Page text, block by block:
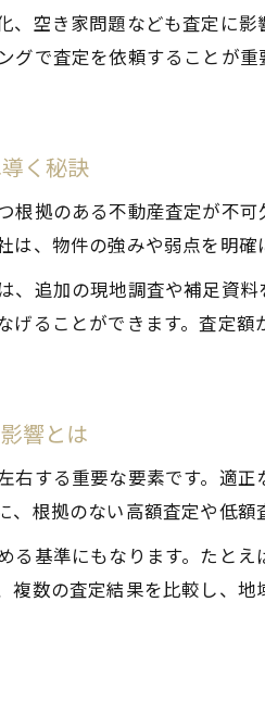
査定価格
根拠を
、空き家問題なども査定に
グで査定を依頼することが
く秘訣
根拠のある不動産査定が不
は、物件の強みや弱点を明
、追加の現地調査や補足資
げることができます。査定
響とは
右する重要な要素です。適
、根拠のない高額査定や低
る基準にもなります。たと
複数の査定結果を比較し、